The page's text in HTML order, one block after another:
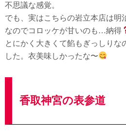
不思議な感覚。
でも、実はこちらの岩立本店は明
なのでコロッケが甘いのも…納得
とにかく大きくて餡もぎっしりな
した。衣美味しかったな〜
香取神宮の表参道